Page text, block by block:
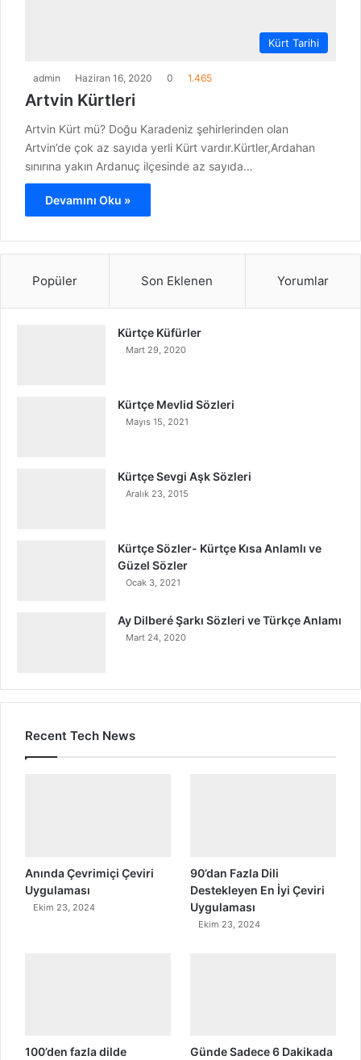
Kürt Tarihi
admin Haziran 16, 2020 0 1.465
Artvin Kürtleri
Artvin Kürt mü? Doğu Karadeniz şehirlerinden olan
Artvin’de çok az sayıda yerli Kürt vardır.Kürtler,Ardahan
sınırına yakın Ardanuç ilçesinde az sayıda…
Devamını Oku »
Popüler Son Eklenen Yorumlar
Kürtçe Küfürler
Mart 29, 2020
Kürtçe Mevlid Sözleri
Mayıs 15, 2021
Kürtçe Sevgi Aşk Sözleri
Aralık 23, 2015
Kürtçe Sözler- Kürtçe Kısa Anlamlı ve
Güzel Sözler
Ocak 3, 2021
Ay Dilberé Şarkı Sözleri ve Türkçe Anlamı
Mart 24, 2020
Recent Tech News
Anında Çevrimiçi Çeviri
Uygulaması
Ekim 23, 2024
90’dan Fazla Dili
Destekleyen En İyi Çeviri
Uygulaması
Ekim 23, 2024
100’den fazla dilde Günde Sadece 6 Dakikada